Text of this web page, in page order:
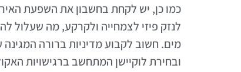
כמו כן, יש לקחת בחשבון את השפעת
לנזק פיזי לצמחייה ולקרקע, מה שעלול
מים. חשוב לקבוע מדיניות ברורה
ובחירת לוקיישן המתחשב ברגישויות